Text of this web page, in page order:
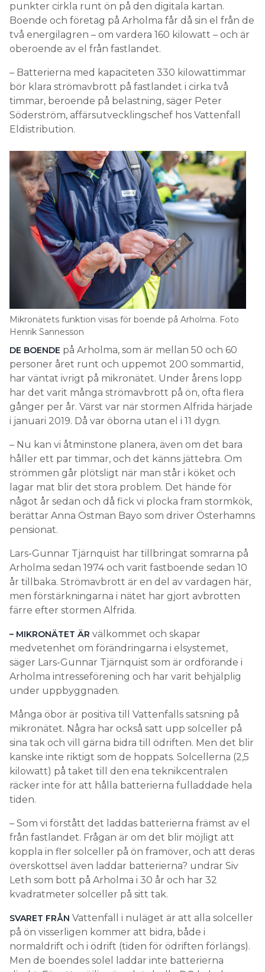
punkter cirkla runt ön på den digitala kartan.
Boende och företag på Arholma får då sin el från de
två energilagren – om vardera 160 kilowatt – och är
oberoende av el från fastlandet.
– Batterierna med kapaciteten 330 kilowattimmar
bör klara strömavbrott på fastlandet i cirka två
timmar, beroende på belastning, säger Peter
Söderström, affärsutvecklingschef hos Vattenfall
Eldistribution.
Mikronätets funktion visas för boende på Arholma. Foto
Henrik Sannesson
DE BOENDE på Arholma, som är mellan 50 och 60
personer året runt och uppemot 200 sommartid,
har väntat ivrigt på mikronätet. Under årens lopp
har det varit många strömavbrott på ön, ofta flera
gånger per år. Värst var när stormen Alfrida härjade
i januari 2019. Då var öborna utan el i 11 dygn.
– Nu kan vi åtminstone planera, även om det bara
håller ett par timmar, och det känns jättebra. Om
strömmen går plötsligt när man står i köket och
lagar mat blir det stora problem. Det hände för
något år sedan och då fick vi plocka fram stormkök,
berättar Anna Östman Bayo som driver Österhamns
pensionat.
Lars-Gunnar Tjärnquist har tillbringat somrarna på
Arholma sedan 1974 och varit fastboende sedan 10
år tillbaka. Strömavbrott är en del av vardagen här,
men förstärkningarna i nätet har gjort avbrotten
färre efter stormen Alfrida.
– MIKRONÄTET ÄR välkommet och skapar
medvetenhet om förändringarna i elsystemet,
säger Lars-Gunnar Tjärnquist som är ordförande i
Arholma intresseförening och har varit behjälplig
under uppbyggnaden.
Många öbor är positiva till Vattenfalls satsning på
mikronätet. Några har också satt upp solceller på
sina tak och vill gärna bidra till ödriften. Men det blir
kanske inte riktigt som de hoppats. Solcellerna (2,5
kilowatt) på taket till den ena teknikcentralen
räcker inte för att hålla batterierna fulladdade hela
tiden.
– Som vi förstått det laddas batterierna främst av el
från fastlandet. Frågan är om det blir möjligt att
koppla in fler solceller på ön framöver, och att deras
överskottsel även laddar batterierna? undrar Siv
Leth som bott på Arholma i 30 år och har 32
kvadratmeter solceller på sitt tak.
SVARET FRÅN Vattenfall i nuläget är att alla solceller
på ön visserligen kommer att bidra, både i
normaldrift och i ödrift (tiden för ödriften förlängs).
Men de boendes solel laddar inte batterierna